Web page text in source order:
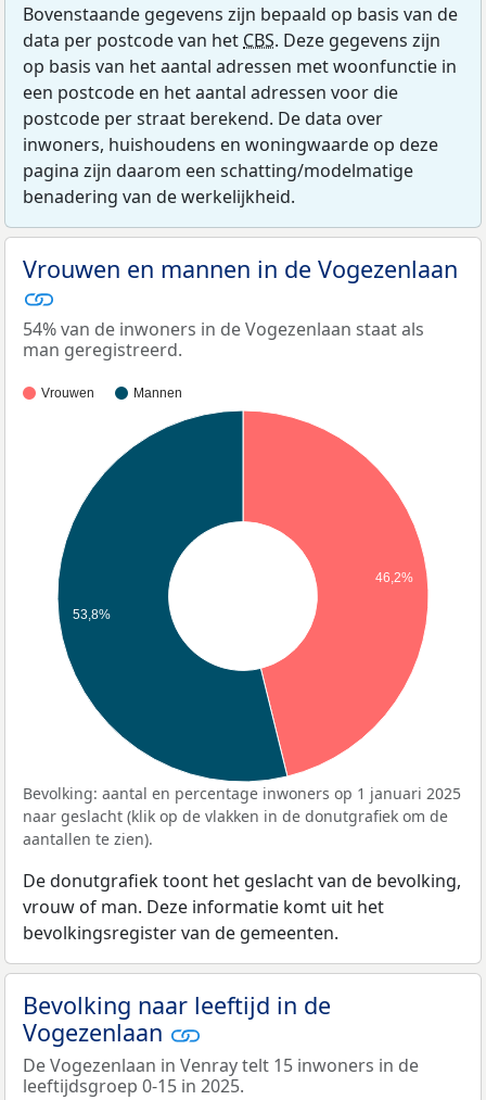
Bovenstaande gegevens zijn bepaald op basis van de
data per postcode van het CBS. Deze gegevens zijn
op basis van het aantal adressen met woonfunctie in
een postcode en het aantal adressen voor die
postcode per straat berekend. De data over
inwoners, huishoudens en woningwaarde op deze
pagina zijn daarom een schatting/modelmatige
benadering van de werkelijkheid.
Vrouwen en mannen in de Vogezenlaan
54% van de inwoners in de Vogezenlaan staat als
man geregistreerd.
Vrouwen Mannen
46,2%
53,8%
Bevolking: aantal en percentage inwoners op 1 januari 2025
naar geslacht (klik op de vlakken in de donutgrafiek om de
aantallen te zien).
De donutgrafiek toont het geslacht van de bevolking,
vrouw of man. Deze informatie komt uit het
bevolkingsregister van de gemeenten.
Bevolking naar leeftijd in de
Vogezenlaan
De Vogezenlaan in Venray telt 15 inwoners in de
leeftijdsgroep 0-15 in 2025.